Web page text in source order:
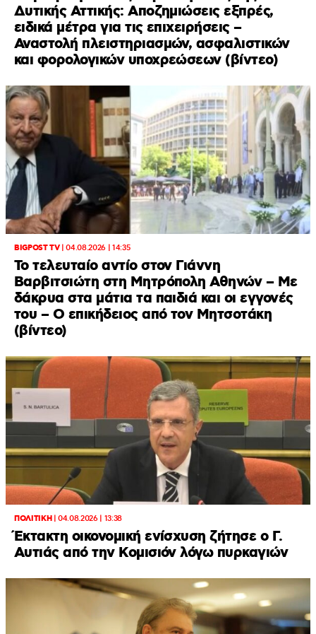
Δυτικής Αττικής: Αποζημιώσεις εξπρές,
ειδικά μέτρα για τις επιχειρήσεις –
Αναστολή πλειστηριασμών, ασφαλιστικών
και φορολογικών υποχρεώσεων (βίντεο)
BIGPOST TV|04.08.2026 | 14:35
Το τελευταίο αντίο στον Γιάννη
Βαρβιτσιώτη στη Μητρόπολη Αθηνών – Με
δάκρυα στα μάτια τα παιδιά και οι εγγονές
του – Ο επικήδειος από τον Μητσοτάκη
(βίντεο)
ΠΟΛΙΤΙΚΗ|04.08.2026 | 13:38
Έκτακτη οικονομική ενίσχυση ζήτησε ο Γ.
Αυτιάς από την Κομισιόν λόγω πυρκαγιών